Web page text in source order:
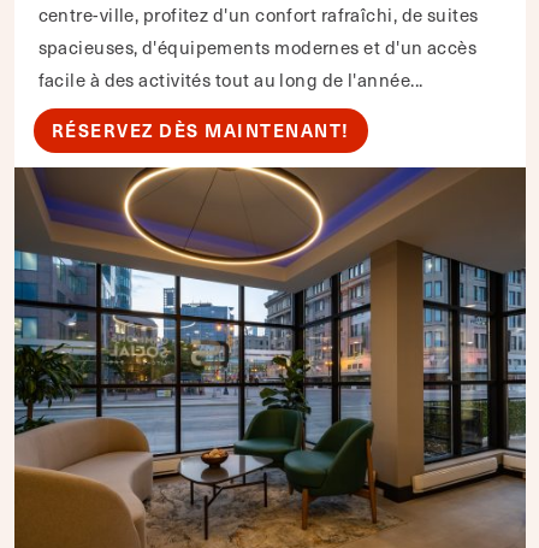
centre-ville, profitez d'un confort rafraîchi, de suites
spacieuses, d'équipements modernes et d'un accès
facile à des activités tout au long de l'année...
RÉSERVEZ DÈS MAINTENANT!